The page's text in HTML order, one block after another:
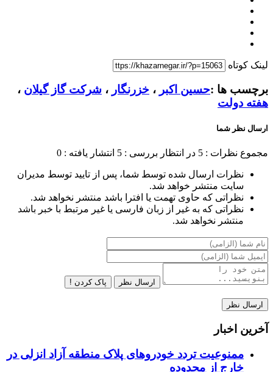
لینک کوتاه
برچسب ها :حسین اکبر ، خزرنگار ، شرکت گاز گیلان ،
هفته دولت
ارسال نظر شما
مجموع نظرات : 5 در انتظار بررسی : 5 انتشار یافته : 0
نظرات ارسال شده توسط شما، پس از تایید توسط مدیران
سایت منتشر خواهد شد.
نظراتی که حاوی تهمت یا افترا باشد منتشر نخواهد شد.
نظراتی که به غیر از زبان فارسی یا غیر مرتبط با خبر باشد
منتشر نخواهد شد.
ارسال نظر پاک کردن !
آخرین اخبار
ممنوعیت تردد خودروهای پلاک منطقه آزاد انزلی در
خارج از محدوده